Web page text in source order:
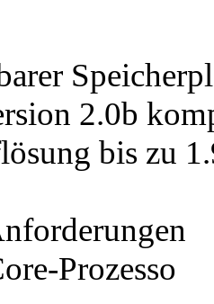
2.0b
bis zu
Prozesso